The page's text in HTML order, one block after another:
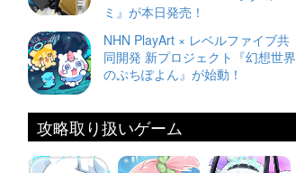
ミ』が本日発売！
NHN PlayArt × レベルファイブ共
同開発 新プロジェクト『幻想世界
のぷちぽよん』が始動！
攻略取り扱いゲーム